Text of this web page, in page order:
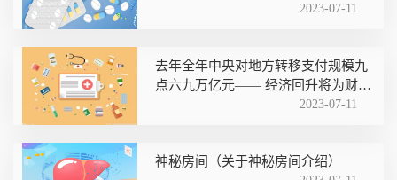
2023-07-11
去年全年中央对地方转移支付规模九
点六九万亿元—— 经济回升将为财政
2023-07-11
神秘房间（关于神秘房间介绍）